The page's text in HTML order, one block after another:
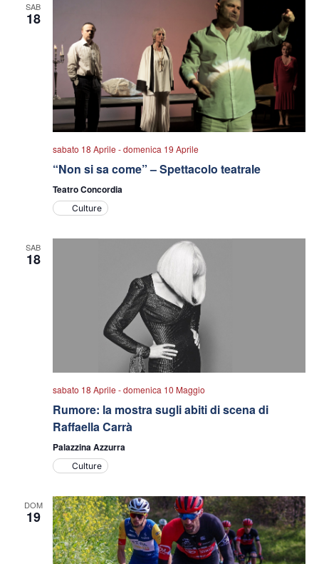
SAB
18
sabato 18 Aprile -domenica 19 Aprile
“Non si sa come” – Spettacolo teatrale
Teatro Concordia
Culture
SAB
18
sabato 18 Aprile -domenica 10 Maggio
Rumore: la mostra sugli abiti di scena di
Raffaella Carrà
Palazzina Azzurra
Culture
DOM
19